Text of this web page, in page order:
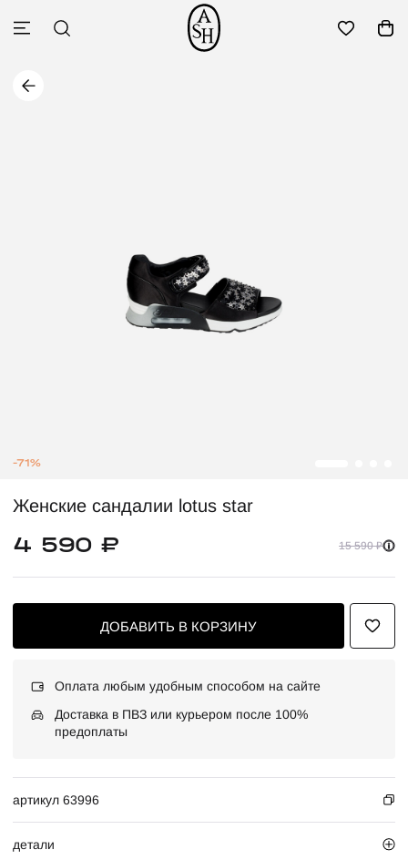
-71%
Женские сандалии lotus star
4 590 ₽ 15 590 ₽
ДОБАВИТЬ В КОРЗИНУ
Оплата любым удобным способом на сайте
Доставка в ПВЗ или курьером после 100%
предоплаты
артикул 63996
детали